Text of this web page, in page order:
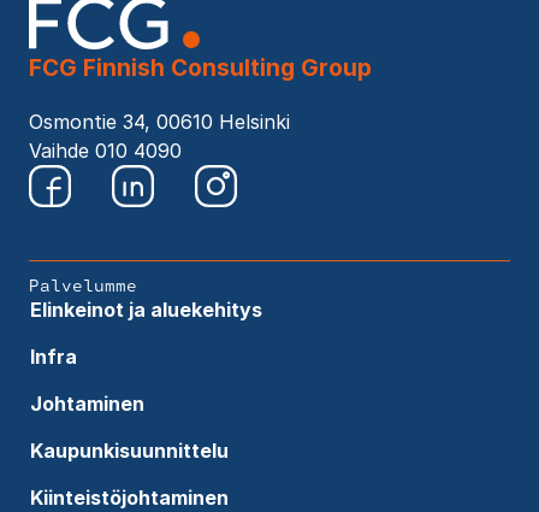
FCG Finnish Consulting Group
Osmontie 34, 00610 Helsinki
Vaihde 010 4090
Palvelumme
Elinkeinot ja aluekehitys
Infra
Johtaminen
Kaupunkisuunnittelu
Kiinteistöjohtaminen